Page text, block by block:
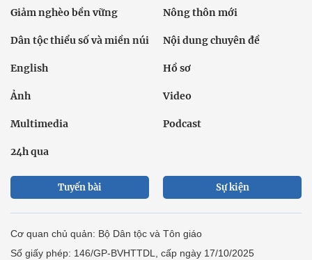
Giảm nghèo bền vững Nông thôn mới
Dân tộc thiểu số và miền núi Nội dung chuyên đề
English Hồ sơ
Ảnh Video
Multimedia Podcast
24h qua
Tuyến bài Sự kiện
Cơ quan chủ quản: Bộ Dân tộc và Tôn giáo
Số giấy phép: 146/GP-BVHTTDL, cấp ngày 17/10/2025